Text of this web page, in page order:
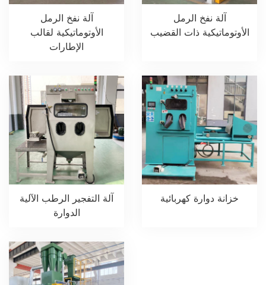
آلة نفخ الرمل
الأوتوماتيكية لقالب
الإطارات
آلة نفخ الرمل
الأوتوماتيكية ذات القضيب
آلة التفجير الرطب الآلية
الدوارة
خزانة دوارة كهربائية